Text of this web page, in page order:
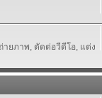
ายภาพ, ตัดต่อวีดีโอ, แต่ง